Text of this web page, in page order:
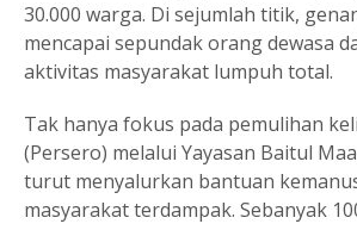
30.000 warga. Di sejumlah titik,
mencapai sepundak orang dewasa
aktivitas masyarakat lumpuh total.
Tak hanya fokus pada pemulihan
(Persero) melalui Yayasan Baitul
turut menyalurkan bantuan
masyarakat terdampak. Sebanyak